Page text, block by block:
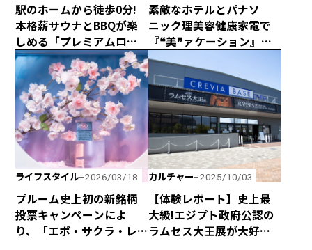
駅のホームから徒歩0分!
本格薪サウナとBBQが楽
しめる「プレミアムログ
コテー」が水沼ヴィレッ
ジに完成！
素敵なホテルとパナソ
ニック理美容健康家電で
『❝美❞ァケーション』は
いかが
ライフスタイル 2026/03/18
プルーム史上初の新銘柄
投票キャンペーンによ
り、「エボ・サクラ・レ
カルチャー 2025/10/03
【体験レポート】史上最
大級!エジプト政府公認の
ラムセス大王展が大好評